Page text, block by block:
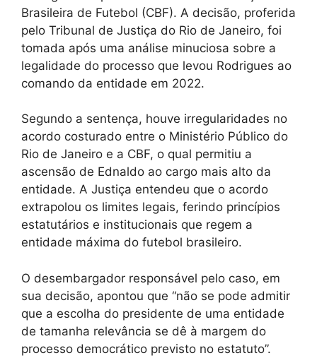
Brasileira de Futebol (CBF). A decisão, proferida
pelo Tribunal de Justiça do Rio de Janeiro, foi
tomada após uma análise minuciosa sobre a
legalidade do processo que levou Rodrigues ao
comando da entidade em 2022.
Segundo a sentença, houve irregularidades no
acordo costurado entre o Ministério Público do
Rio de Janeiro e a CBF, o qual permitiu a
ascensão de Ednaldo ao cargo mais alto da
entidade. A Justiça entendeu que o acordo
extrapolou os limites legais, ferindo princípios
estatutários e institucionais que regem a
entidade máxima do futebol brasileiro.
O desembargador responsável pelo caso, em
sua decisão, apontou que “não se pode admitir
que a escolha do presidente de uma entidade
de tamanha relevância se dê à margem do
processo democrático previsto no estatuto”.